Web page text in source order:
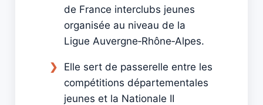
de France interclubs jeunes
organisée au niveau de la
Ligue Auvergne‑Rhône‑Alpes.
Elle sert de passerelle entre les
compétitions départementales
jeunes et la Nationale II